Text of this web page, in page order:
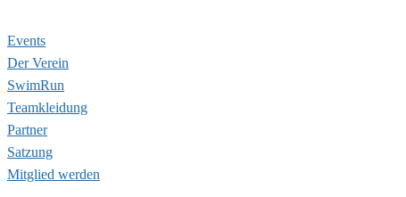
Events
Der Verein
SwimRun
Teamkleidung
Partner
Satzung
Mitglied werden